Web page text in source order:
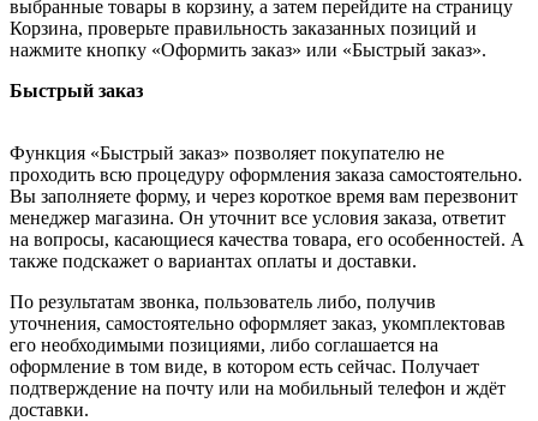
выбранные товары в корзину, а затем перейдите на страницу
Корзина, проверьте правильность заказанных позиций и
нажмите кнопку «Оформить заказ» или «Быстрый заказ».
Быстрый заказ
Функция «Быстрый заказ» позволяет покупателю не
проходить всю процедуру оформления заказа самостоятельно.
Вы заполняете форму, и через короткое время вам перезвонит
менеджер магазина. Он уточнит все условия заказа, ответит
на вопросы, касающиеся качества товара, его особенностей. А
также подскажет о вариантах оплаты и доставки.
По результатам звонка, пользователь либо, получив
уточнения, самостоятельно оформляет заказ, укомплектовав
его необходимыми позициями, либо соглашается на
оформление в том виде, в котором есть сейчас. Получает
подтверждение на почту или на мобильный телефон и ждёт
доставки.